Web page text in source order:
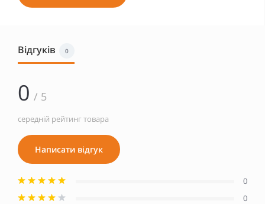
Відгуків 0
0 / 5
середній рейтинг товара
Написати відгук
0
0